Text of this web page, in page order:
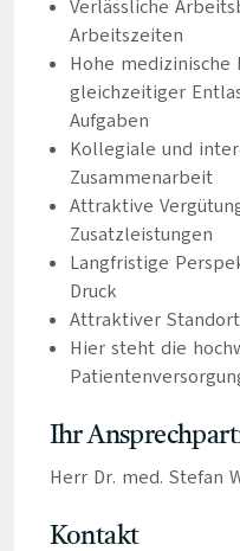
Verlässliche
Arbeitszeiten
Hohe
gleichzeitiger
Aufgaben
Kollegiale und
Zusammenarbeit
Attraktive
Zusatzleistungen
Langfristige
Druck
Attraktiver
Hier steht die
Ihr
Herr Dr. med. Stefan
Kontakt